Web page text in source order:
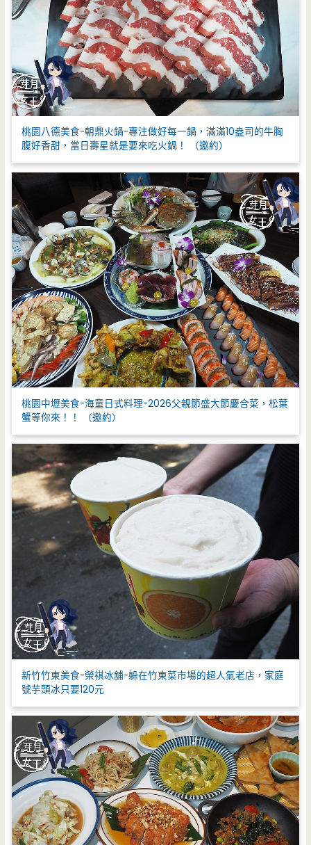
桃園八德美食-朝鼎火鍋-專注做好每一鍋，滿滿10盎司的牛胸
腹好香甜，當日壽星就是要來吃火鍋！ （邀約）
桃園中壢美食-海童日式料理-2026父親節盛大節慶合菜，松葉
蟹等你來！！ （邀約）
新竹竹東美食-榮祺冰舖-躲在竹東菜市場的超人氣老店，家庭
號芋頭冰只要120元